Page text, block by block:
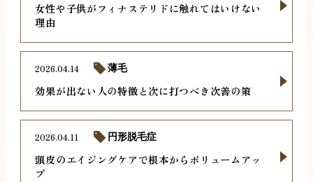
女性や子供がフィナステリドに触れてはいけない
理由
効果が出ない人の特徴と次に打つべき次善の策
2026.04.14 薄毛
頭皮のエイジングケアで根本からボリュームアッ
プ
2026.04.11 円形脱毛症